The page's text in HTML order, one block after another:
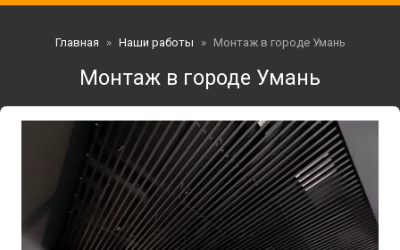
Главная » Наши работы » Монтаж в городе Умань
Монтаж в городе Умань